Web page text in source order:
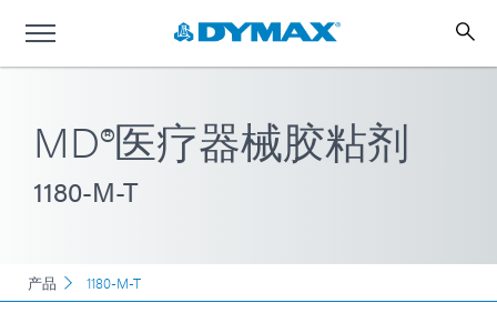
MD®医疗器械胶粘剂
1180-M-T
产品 1180-M-T